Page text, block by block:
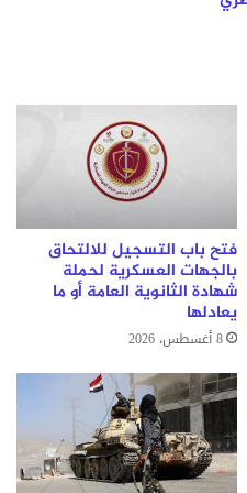
فتح باب التسجيل للالتحاق
بالجهات العسكرية لحملة
شهادة الثانوية العامة أو ما
يعادلها
8 أغسطس، 2026